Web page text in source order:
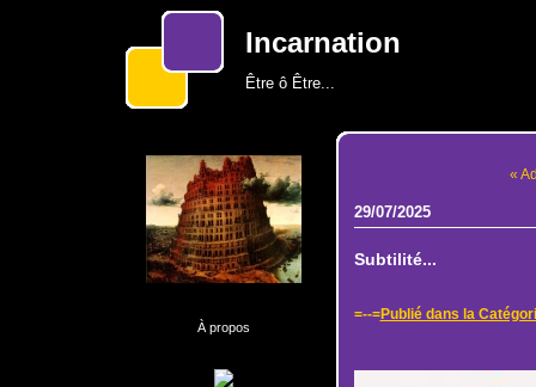
Incarnation
Être ô Être...
À propos
«
29/07/2025
Subtilité...
=--=Publié dans la